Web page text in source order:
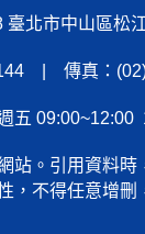
臺北市中山區松
| 傳真：
五 09:00~12:00
站。引用資料時
，不得任意增刪